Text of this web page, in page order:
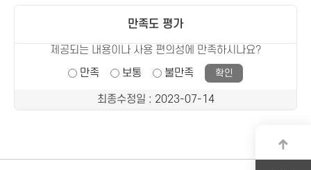
만족도 평가
제공되는 내용이나 사용 편의성에 만족하시나요?
만족
보통 불만족
최종수정일 : 2023-07-14